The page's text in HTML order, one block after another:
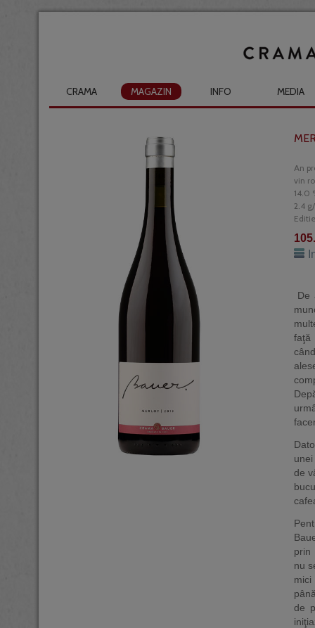
CRAMA MAGAZIN INFO MEDIA
An
vin
14.0
2.4
De
faţă
de
prin
nu
de